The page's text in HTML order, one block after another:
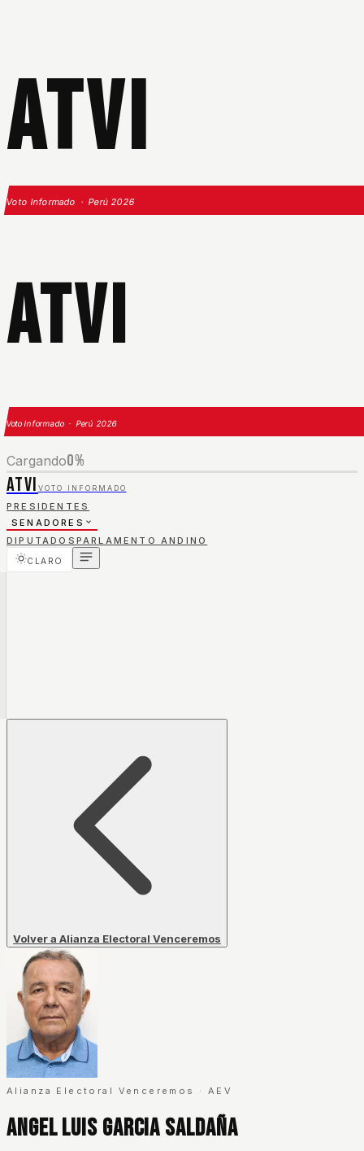
ATVI
Voto Informado · Perú 2026
ATVI
Voto Informado · Perú 2026
Cargando0%
ATVI VOTO INFORMADO
PRESIDENTES
SENADORES
DIPUTADOS PARLAMENTO ANDINO
CLARO
Volver a Alianza Electoral Venceremos
Alianza Electoral Venceremos ·AEV
Angel Luis Garcia Saldaña